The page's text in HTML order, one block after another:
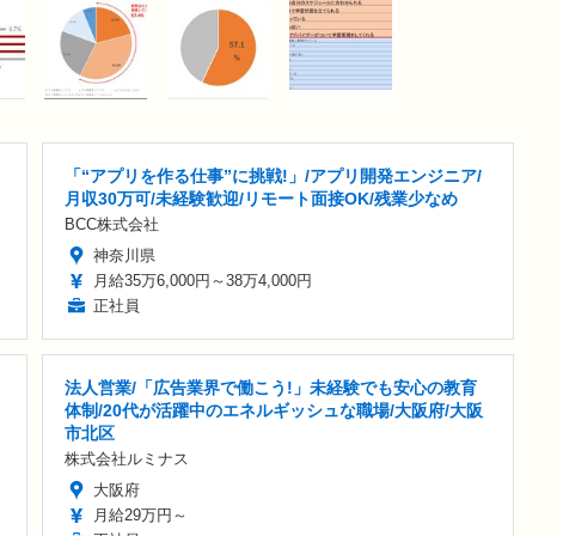
「“アプリを作る仕事”に挑戦!」/アプリ開発エンジニア/
月収30万可/未経験歓迎/リモート面接OK/残業少なめ
BCC株式会社
神奈川県
月給35万6,000円～38万4,000円
正社員
法人営業/「広告業界で働こう!」未経験でも安心の教育
体制/20代が活躍中のエネルギッシュな職場/大阪府/大阪
市北区
株式会社ルミナス
大阪府
月給29万円～